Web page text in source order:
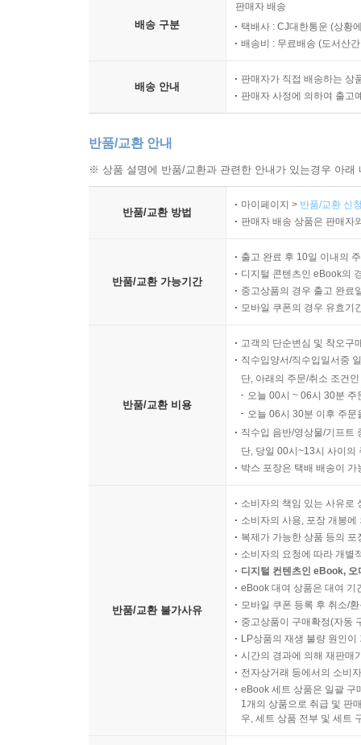
배송 구분
판매자 배송
택배사 : CJ대한통운 (상황
배송비 : 무료배송 (도서산
배송 안내
판매자가 직접 배송하는 상
판매자 사정에 의하여 출고
반품/교환 안내
※ 상품 설명에 반품/교환과 관련한 안내가 있는경우 아
반품/교환 방법
마이페이지 > 반품/교환 신
판매자 배송 상품은 판매자
반품/교환 가능기간
출고 완료 후 10일 이내의
디지털 콘텐츠인 eBook의
중고상품의 경우 출고 완료
모바일 쿠폰의 경우 유효기
반품/교환 비용
고객의 단순변심 및 착오구
직수입양서/직수입일서중
단, 아래의 주문/취소 조건
오늘 00시 ~ 06시 30분
오늘 06시 30분 이후 주
직수입 음반/영상물/기프트
단, 당일 00시~13시 사이의
박스 포장은 택배 배송이
반품/교환 불가사유
소비자의 책임 있는 사유로
소비자의 사용, 포장 개봉
복제가 가능한 상품 등의
소비자의 요청에 따라 개별
디지털 컨텐츠인 eBook,
eBook 대여 상품은 대여 기
모바일 쿠폰 등록 후 취소/
중고상품이 구매확정(자동
LP상품의 재생 불량 원인
시간의 경과에 의해 재판매
전자상거래 등에서의 소비
eBook 세트 상품은 일괄 구
1개의 상품으로 취급 및 판
우, 세트 상품 전부 및 세트